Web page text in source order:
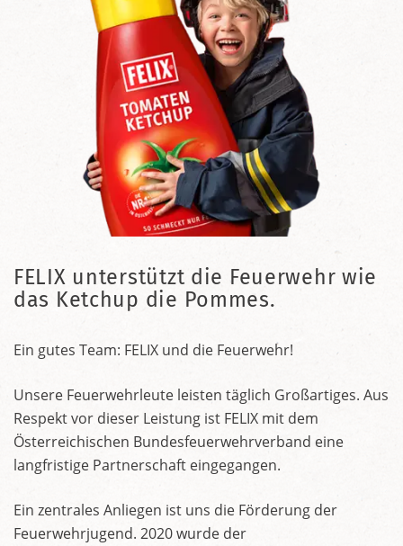
FELIX unterstützt die Feuerwehr wie
das Ketchup die Pommes.
Ein gutes Team: FELIX und die Feuerwehr!
Unsere Feuerwehrleute leisten täglich Großartiges. Aus
Respekt vor dieser Leistung ist FELIX mit dem
Österreichischen Bundesfeuerwehrverband eine
langfristige Partnerschaft eingegangen.
Ein zentrales Anliegen ist uns die Förderung der
Feuerwehrjugend. 2020 wurde der